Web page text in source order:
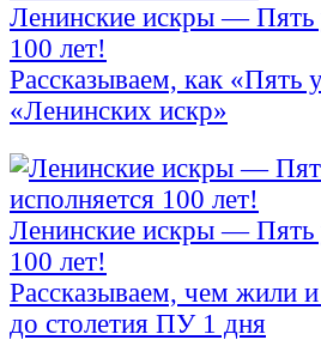
Ленинские искры — Пять
100 лет!
Рассказываем, как «Пять
«Ленинских искр»
Ленинские искры — Пять
100 лет!
Рассказываем, чем жили
до столетия ПУ 1 дня